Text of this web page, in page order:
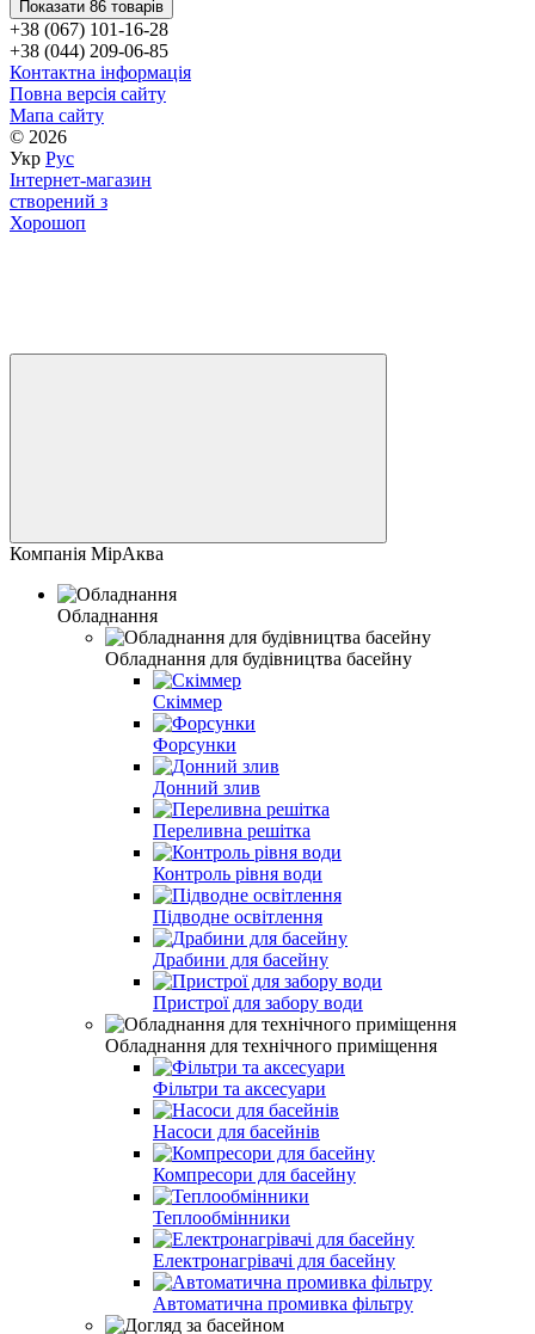
Показати 86 товарів
+38 (067) 101-16-28
+38 (044) 209-06-85
Контактна інформація
Повна версія сайту
Мапа сайту
© 2026
Укр Рус
Інтернет-магазин
створений з
Хорошоп
Компанія МірАква
Обладнання
Обладнання для будівництва басейну
Скіммер
Форсунки
Донний злив
Переливна решітка
Контроль рівня води
Підводне освітлення
Драбини для басейну
Пристрої для забору води
Обладнання для технічного приміщення
Фільтри та аксесуари
Насоси для басейнів
Компресори для басейну
Теплообмінники
Електронагрівачі для басейну
Автоматична промивка фільтру